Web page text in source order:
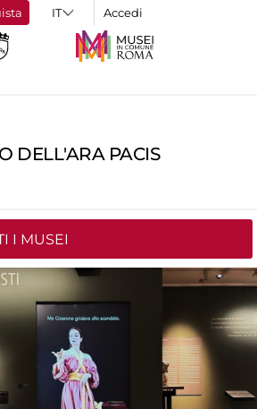
Accedi
DELL'ARA PACIS
I MUSEI